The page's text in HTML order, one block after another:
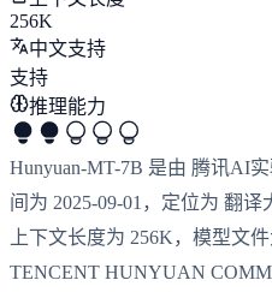
256K
中文支持
支持
推理能力
Hunyuan-MT-7B 是由 腾讯AI
间为 2025-09-01，定位为 翻译
上下文长度为 256K，模型文
TENCENT HUNYUAN